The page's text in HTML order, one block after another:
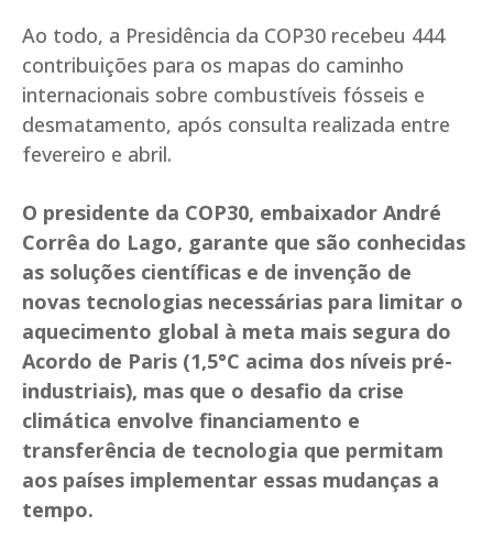
Ao todo, a Presidência da COP30 recebeu 444
contribuições para os mapas do caminho
internacionais sobre combustíveis fósseis e
desmatamento, após consulta realizada entre
fevereiro e abril.
O presidente da COP30, embaixador André
Corrêa do Lago, garante que são conhecidas
as soluções científicas e de invenção de
novas tecnologias necessárias para limitar o
aquecimento global à meta mais segura do
Acordo de Paris (1,5°C acima dos níveis pré-
industriais), mas que o desafio da crise
climática envolve financiamento e
transferência de tecnologia que permitam
aos países implementar essas mudanças a
tempo.